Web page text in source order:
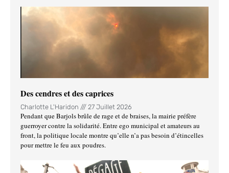
Des cendres et des caprices
Charlotte L'Haridon 27 Juillet 2026
Pendant que Barjols brûle de rage et de braises, la mairie préfère
guerroyer contre la solidarité. Entre ego municipal et amateurs au
front, la politique locale montre qu’elle n’a pas besoin d’étincelles
pour mettre le feu aux poudres.